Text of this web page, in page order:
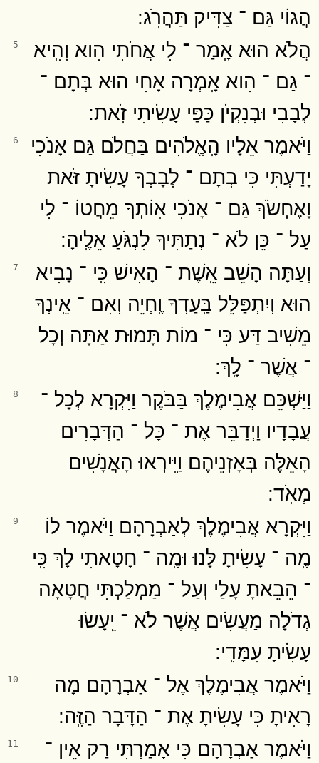
הֲגוֹי גַּם ־ צַדִּיק תַּהֲרֹֽג ׃
5
הֲלֹא הוּא אָֽמַר ־ לִי אֲחֹתִי הִוא וְהִֽיא
־ גַם ־ הִוא אָֽמְרָה אָחִי הוּא בְּתָם ־
לְבָבִי וּבְנִקְיֹן כַּפַּי עָשִׂיתִי זֹֽאת ׃
6
וַיֹּאמֶר אֵלָיו הָֽאֱלֹהִים בַּחֲלֹם גַּם אָנֹכִי
יָדַעְתִּי כִּי בְתָם ־ לְבָבְךָ עָשִׂיתָ זֹּאת
וָאֶחְשֹׂךְ גַּם ־ אָנֹכִי אֽוֹתְךָ מֵחֲטוֹ ־ לִי
עַל ־ כֵּן לֹא ־ נְתַתִּיךָ לִנְגֹּעַ אֵלֶֽיהָ ׃
7
וְעַתָּה הָשֵׁב אֵֽשֶׁת ־ הָאִישׁ כִּֽי ־ נָבִיא
הוּא וְיִתְפַּלֵּל בַּֽעַדְךָ וֶֽחְיֵה וְאִם ־ אֵֽינְךָ
מֵשִׁיב דַּע כִּי ־ מוֹת תָּמוּת אַתָּה וְכָל
־ אֲשֶׁר ־ לָֽךְ ׃
8
וַיַּשְׁכֵּם אֲבִימֶלֶךְ בַּבֹּקֶר וַיִּקְרָא לְכָל ־
עֲבָדָיו וַיְדַבֵּר אֶת ־ כָּל ־ הַדְּבָרִים
הָאֵלֶּה בְּאָזְנֵיהֶם וַיִּֽירְאוּ הָאֲנָשִׁים
מְאֹֽד ׃
9
וַיִּקְרָא אֲבִימֶלֶךְ לְאַבְרָהָם וַיֹּאמֶר לוֹ
מֶֽה ־ עָשִׂיתָ לָּנוּ וּמֶֽה ־ חָטָאתִי לָךְ כִּֽי
־ הֵבֵאתָ עָלַי וְעַל ־ מַמְלַכְתִּי חֲטָאָה
גְדֹלָה מַעֲשִׂים אֲשֶׁר לֹא ־ יֵֽעָשׂוּ
עָשִׂיתָ עִמָּדִֽי ׃
10
וַיֹּאמֶר אֲבִימֶלֶךְ אֶל ־ אַבְרָהָם מָה
רָאִיתָ כִּי עָשִׂיתָ אֶת ־ הַדָּבָר הַזֶּֽה ׃
11
וַיֹּאמֶר אַבְרָהָם כִּי אָמַרְתִּי רַק אֵין ־